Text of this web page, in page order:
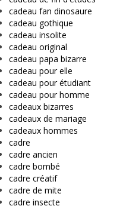
cadeau fan dinosaure
cadeau gothique
cadeau insolite
cadeau original
cadeau papa bizarre
cadeau pour elle
cadeau pour étudiant
cadeau pour homme
cadeaux bizarres
cadeaux de mariage
cadeaux hommes
cadre
cadre ancien
cadre bombé
cadre créatif
cadre de mite
cadre insecte